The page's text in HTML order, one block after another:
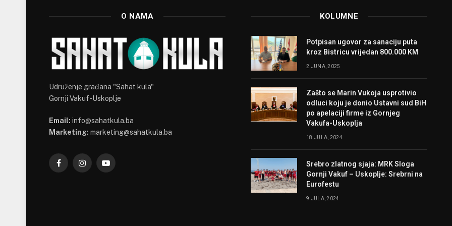
O NAMA
Udruženje građana "Sahat kula"
Gornji Vakuf-Uskoplje
Email: info@sahatkula.ba
Marketing: marketing@sahatkula.ba
FacebookInstagramYouTube
KOLUMNE
Potpisan ugovor za sanaciju puta
kroz Bistricu vrijedan 800.000 KM
2 JUNA, 2025
Zašto se Marin Vukoja usprotivio
odluci koju je donio Ustavni sud BiH
po apelaciji firme iz Gornjeg
Vakufa-Uskoplja
18 JULA, 2024
Srebro zlatnog sjaja: MRK Sloga
Gornji Vakuf – Uskoplje: Srebrni na
Eurofestu
9 JULA, 2024